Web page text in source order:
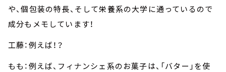
や、個包装の特長、そして栄養系の大学に通っているので
成分もメモしています！
工藤：例えば！？
もも：例えば、フィナンシェ系のお菓子は、「バター」を使